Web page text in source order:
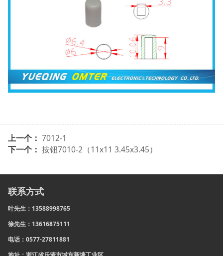
上一个： 7012-1
下一个： 按钮7010-2（11x11 3.45x3.45）
联系方式
叶先生：13588998765
徐先生：13616875111
电话：0577-27811881